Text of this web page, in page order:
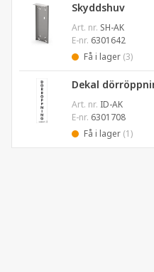
Skyddshuv
Art. nr. SH-AK
E-nr. 6301642
Få i lager (3)
Dekal
Art. nr. ID-AK
E-nr. 6301708
Få i lager (1)